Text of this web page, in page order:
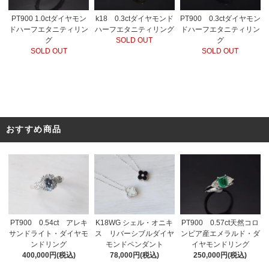
PT900 1.0ctダイヤモン
ドハーフエタニティリン
グ
SOLD OUT
k18 0.3ctダイヤモンド
ハーフエタニティリング
SOLD OUT
PT900 0.3ctダイヤモン
ドハーフエタニティリン
グ
SOLD OUT
おすすめ商品
PT900 0.54ct アレキ
サンドライト・ダイヤモ
ンドリング
400,000円(税込)
K18WG シェル・オニキ
ス リバーシブルダイヤ
モンドペンダント
78,000円(税込)
PT900 0.57ct天然コロ
ンビア産エメラルド・ダ
イヤモンドリング
250,000円(税込)